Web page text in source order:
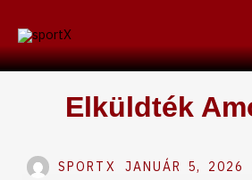
content
Elküldték
SPORTX JANUÁR 5, 2026